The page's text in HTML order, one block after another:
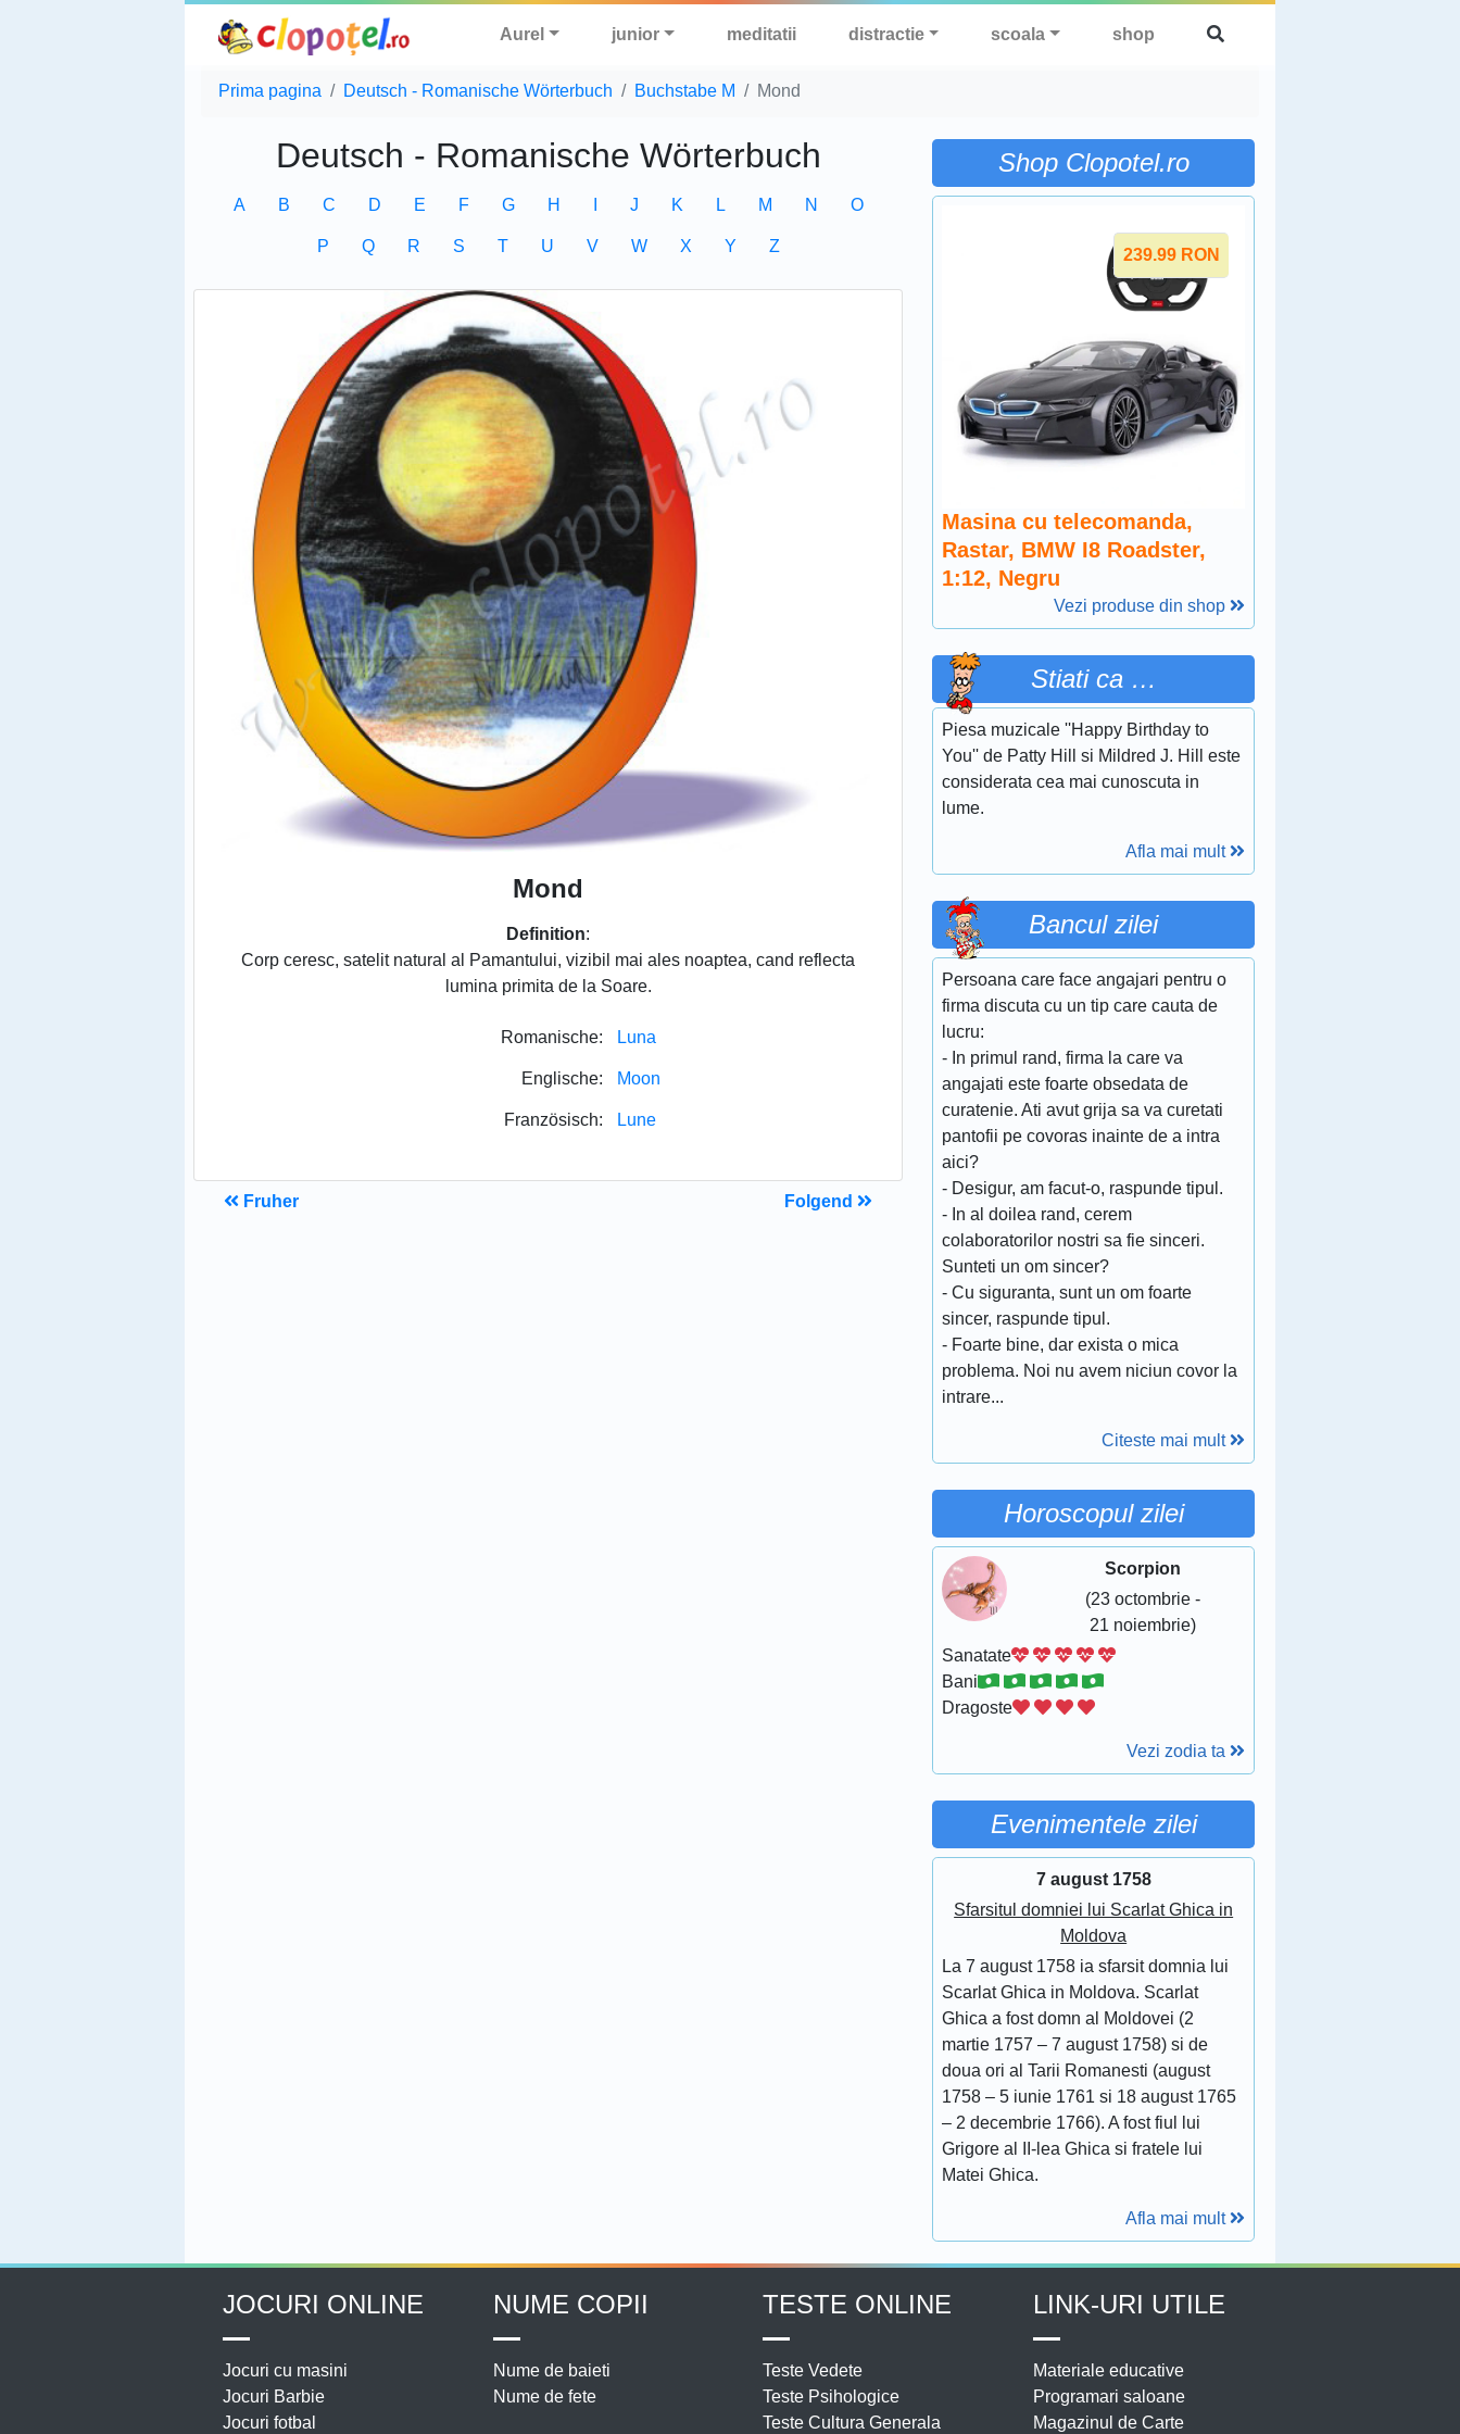
Aurel junior meditatii distractie scoala shop
Prima pagina Deutsch - Romanische Wörterbuch Buchstabe M Mond
Deutsch - Romanische Wörterbuch
A B C D E F G H J K L M N O
P Q R S T U V W X Y Z
Mond
Definition:
Corp ceresc, satelit natural al Pamantului, vizibil mai ales noaptea, cand reflecta
lumina primita de la Soare.
Romanische: Luna
Englische: Moon
Französisch: Lune
Fruher Folgend
Shop Clopotel.ro
239.99 RON
Masina cu telecomanda,
Rastar, BMW I8 Roadster,
1:12, Negru
Vezi produse din shop
Stiati ca …
Piesa muzicale ''Happy Birthday to
You'' de Patty Hill si Mildred J. Hill este
considerata cea mai cunoscuta in
lume.
Afla mai mult
Bancul zilei
Persoana care face angajari pentru o
firma discuta cu un tip care cauta de
lucru:
- In primul rand, firma la care va
angajati este foarte obsedata de
curatenie. Ati avut grija sa va curetati
pantofii pe covoras inainte de a intra
aici?
- Desigur, am facut-o, raspunde tipul.
- In al doilea rand, cerem
colaboratorilor nostri sa fie sinceri.
Sunteti un om sincer?
- Cu siguranta, sunt un om foarte
sincer, raspunde tipul.
- Foarte bine, dar exista o mica
problema. Noi nu avem niciun covor la
intrare...
Citeste mai mult
Horoscopul zilei
Scorpion
(23 octombrie -
21 noiembrie)
Sanatate
Bani
Dragoste
Vezi zodia ta
Evenimentele zilei
7 august 1758
Sfarsitul domniei lui Scarlat Ghica in
Moldova
La 7 august 1758 ia sfarsit domnia lui
Scarlat Ghica in Moldova. Scarlat
Ghica a fost domn al Moldovei (2
martie 1757 – 7 august 1758) si de
doua ori al Tarii Romanesti (august
1758 – 5 iunie 1761 si 18 august 1765
– 2 decembrie 1766). A fost fiul lui
Grigore al II-lea Ghica si fratele lui
Matei Ghica.
Afla mai mult
JOCURI ONLINE
Jocuri cu masini
Jocuri Barbie
Jocuri fotbal
NUME COPII
Nume de baieti
Nume de fete
TESTE ONLINE
Teste Vedete
Teste Psihologice
Teste Cultura Generala
LINK-URI UTILE
Materiale educative
Programari saloane
Magazinul de Carte